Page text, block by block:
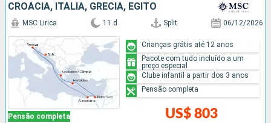
CROÁCIA, ITÁLIA, GRÉCIA, EGITO
Pensão completa
MSC Lirica 11 d Split 06/12/2026
US$ 803
Crianças grátis até 12 anos
Pacote com tudo incluído a um
preço especial
Clube infantil a partir dos 3 anos
Pensão completa